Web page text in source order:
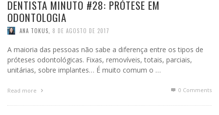
DENTISTA MINUTO #28: PRÓTESE EM
ODONTOLOGIA
ANA TOKUS, 8 DE AGOSTO DE 2017
A maioria das pessoas não sabe a diferença entre os tipos de
próteses odontológicas. Fixas, removíveis, totais, parciais,
unitárias, sobre implantes… É muito comum o …
Read more 0 Comments